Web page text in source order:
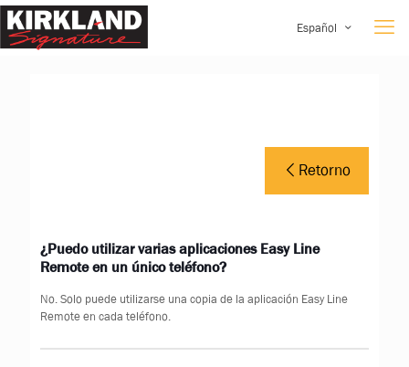
Español
Retorno
¿Puedo utilizar varias aplicaciones Easy Line
Remote en un único teléfono?
No. Solo puede utilizarse una copia de la aplicación Easy Line
Remote en cada teléfono.